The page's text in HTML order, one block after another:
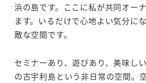
浜の島です。ここに私が共同オー
ます。いるだけで心地よい気分に
敵な空間です。
セミナーあり、遊びあり、美味し
の古宇利島という非日常の空間。